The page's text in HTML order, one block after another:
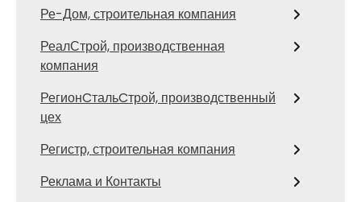
Ре-Дом, строительная компания
РеалСтрой, производственная
компания
РегионCтальCтрой, производственный
цех
Регистр, строительная компания
Реклама и Контакты